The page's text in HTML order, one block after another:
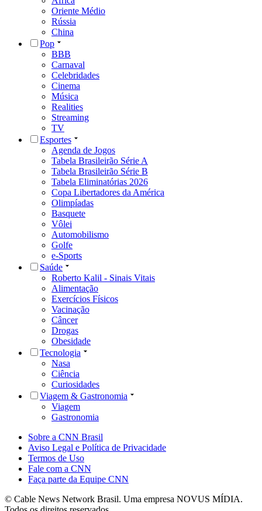
Oriente Médio
Rússia
China
Pop
BBB
Carnaval
Celebridades
Cinema
Música
Realities
Streaming
TV
Esportes
Agenda de Jogos
Tabela Brasileirão Série A
Tabela Brasileirão Série B
Tabela Eliminatórias 2026
Copa Libertadores da América
Olimpíadas
Basquete
Vôlei
Automobilismo
Golfe
e-Sports
Saúde
Roberto Kalil - Sinais Vitais
Alimentação
Exercícios Físicos
Vacinação
Câncer
Drogas
Obesidade
Tecnologia
Nasa
Ciência
Curiosidades
Viagem & Gastronomia
Viagem
Gastronomia
Sobre a CNN Brasil
Aviso Legal e Política de Privacidade
Termos de Uso
Fale com a CNN
Faça parte da Equipe CNN
© Cable News Network Brasil. Uma empresa NOVUS MÍDIA.